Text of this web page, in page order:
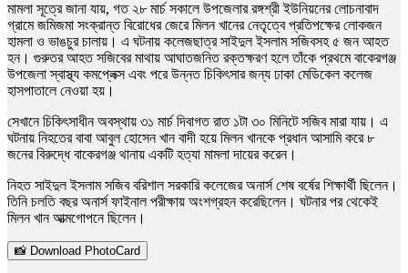
মামলা সূত্রে জানা যায়, গত ২৮ মার্চ সকালে উপজেলার রঙ্গশ্রী ইউনিয়নের লোচনাবাদ
গ্রামে জমিজমা সংক্রান্ত বিরোধের জেরে মিলন খানের নেতৃত্বে প্রতিপক্ষের লোকজন
হামলা ও ভাঙচুর চালায়। এ ঘটনায় কলেজছাত্র সাইদুল ইসলাম সজিবসহ ৫ জন আহত
হন। গুরুতর আহত সজিবের মাথায় আঘাতজনিত রক্তক্ষরণ হলে তাঁকে প্রথমে বাকেরগঞ্জ
উপজেলা স্বাস্থ্য কমপ্লেক্স এবং পরে উন্নত চিকিৎসার জন্য ঢাকা মেডিকেল কলেজ
হাসপাতালে নেওয়া হয়।
সেখানে চিকিৎসাধীন অবস্থায় ৩১ মার্চ দিবাগত রাত ১টা ৩০ মিনিটে সজিব মারা যায়। এ
ঘটনায় নিহতের বাবা আবুল হোসেন খান বাদী হয়ে মিলন খানকে প্রধান আসামি করে ৮
জনের বিরুদ্ধে বাকেরগঞ্জ থানায় একটি হত্যা মামলা দায়ের করেন।
নিহত সাইদুল ইসলাম সজিব বরিশাল সরকারি কলেজের অনার্স শেষ বর্ষের শিক্ষার্থী ছিলেন।
তিনি চলতি বছর অনার্স ফাইনাল পরীক্ষায় অংশগ্রহন করেছিলেন। ঘটনার পর থেকেই
মিলন খান আত্মগোপনে ছিলেন।
📸 Download PhotoCard